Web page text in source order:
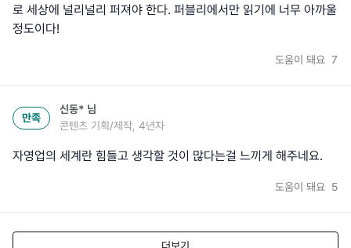
로 세상에 널리널리 퍼져야 한다. 퍼블리에서만 읽기에 너무 아까울
정도이다!
도움이 돼요 7
만족
신동* 님
콘텐츠 기획/제작, 4년차
자영업의 세계란 힘들고 생각할 것이 많다는걸 느끼게 해주네요.
도움이 돼요 5